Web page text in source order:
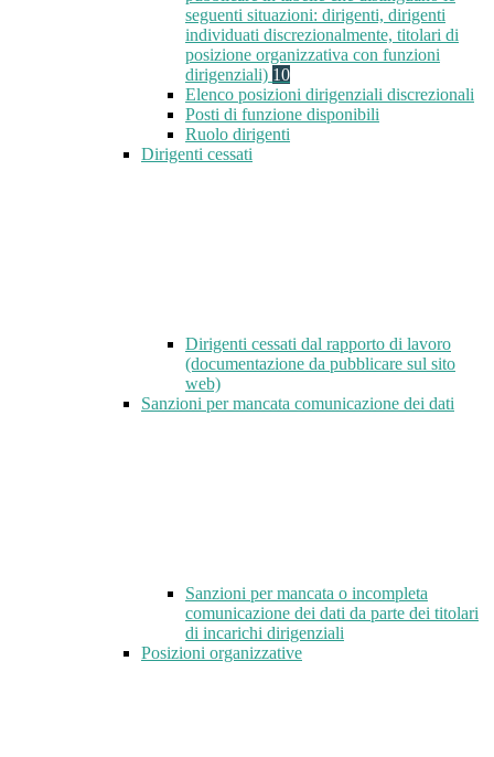
seguenti situazioni: dirigenti, dirigenti
individuati discrezionalmente, titolari di
posizione organizzativa con funzioni
dirigenziali) 10
Elenco posizioni dirigenziali discrezionali
Posti di funzione disponibili
Ruolo dirigenti
Dirigenti cessati
Dirigenti cessati dal rapporto di lavoro
(documentazione da pubblicare sul sito
web)
Sanzioni per mancata comunicazione dei dati
Sanzioni per mancata o incompleta
comunicazione dei dati da parte dei titolari
di incarichi dirigenziali
Posizioni organizzative